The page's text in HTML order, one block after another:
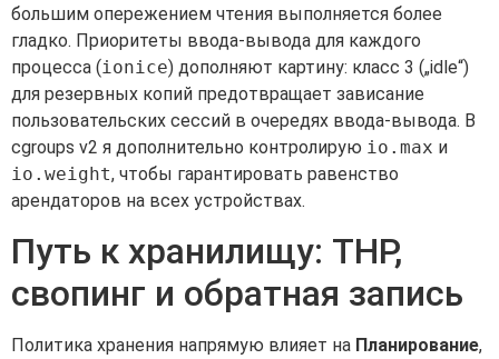
большим опережением чтения выполняется более
гладко. Приоритеты ввода-вывода для каждого
процесса (ionice) дополняют картину: класс 3 („idle“)
для резервных копий предотвращает зависание
пользовательских сессий в очередях ввода-вывода. В
cgroups v2 я дополнительно контролирую io.max и
io.weight, чтобы гарантировать равенство
арендаторов на всех устройствах.
Путь к хранилищу: THP,
свопинг и обратная запись
Политика хранения напрямую влияет на Планирование,